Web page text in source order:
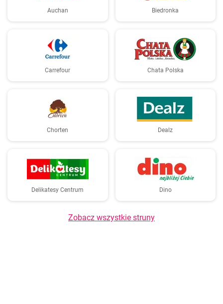
Auchan Biedronka
Carrefour Chata Polska
Chorten Dealz
Delikatesy Centrum Dino
Zobacz wszystkie struny